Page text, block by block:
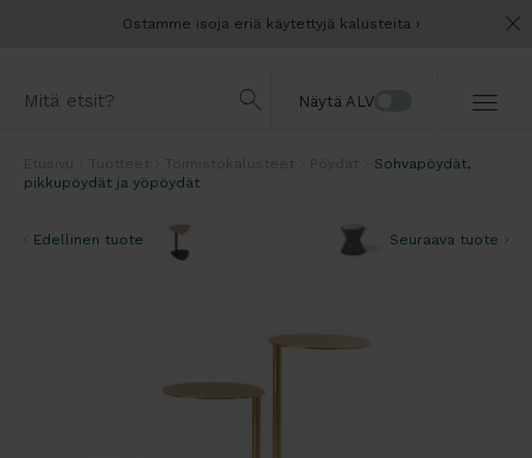
Ostamme isoja eriä käytettyjä kalusteita
Näytä ALV
Sohvapöydät,
pikkupöydät ja yöpöydät
Edellinen tuote Seuraava tuote